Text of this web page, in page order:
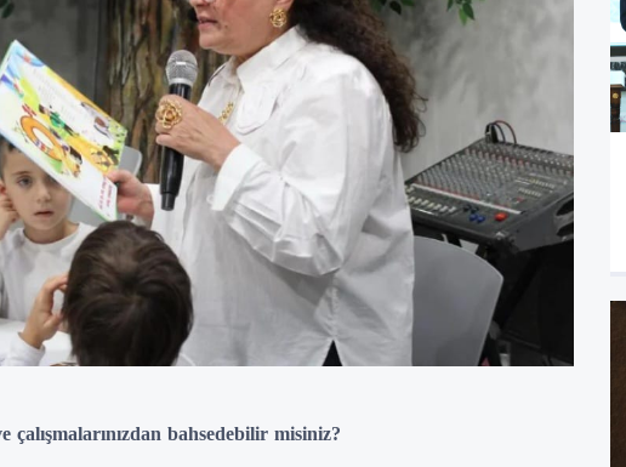
bahsedebilir misiniz?